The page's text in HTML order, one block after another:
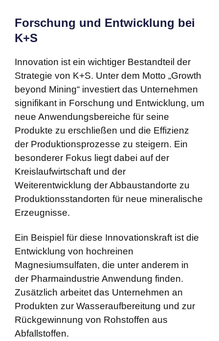
Forschung und Entwicklung bei
K+S
Innovation ist ein wichtiger Bestandteil der
Strategie von K+S. Unter dem Motto „Growth
beyond Mining“ investiert das Unternehmen
signifikant in Forschung und Entwicklung, um
neue Anwendungsbereiche für seine
Produkte zu erschließen und die Effizienz
der Produktionsprozesse zu steigern. Ein
besonderer Fokus liegt dabei auf der
Kreislaufwirtschaft und der
Weiterentwicklung der Abbaustandorte zu
Produktionsstandorten für neue mineralische
Erzeugnisse.
Ein Beispiel für diese Innovationskraft ist die
Entwicklung von hochreinen
Magnesiumsulfaten, die unter anderem in
der Pharmaindustrie Anwendung finden.
Zusätzlich arbeitet das Unternehmen an
Produkten zur Wasseraufbereitung und zur
Rückgewinnung von Rohstoffen aus
Abfallstoffen.